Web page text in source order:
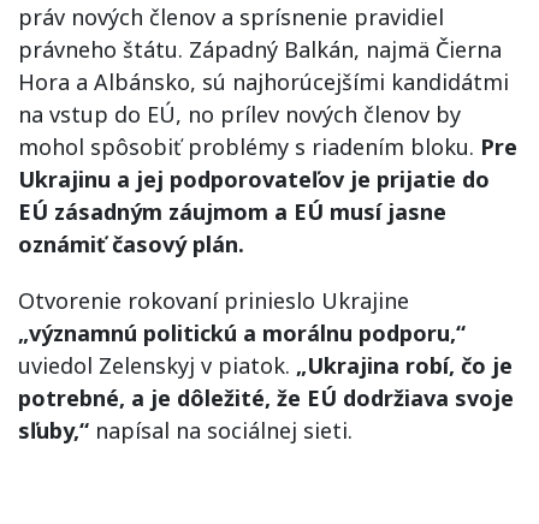
práv nových členov a sprísnenie pravidiel
právneho štátu. Západný Balkán, najmä Čierna
Hora a Albánsko, sú najhorúcejšími kandidátmi
na vstup do EÚ, no prílev nových členov by
mohol spôsobiť problémy s riadením bloku. Pre
Ukrajinu a jej podporovateľov je prijatie do
EÚ zásadným záujmom a EÚ musí jasne
oznámiť časový plán.
Otvorenie rokovaní prinieslo Ukrajine
„významnú politickú a morálnu podporu,“
uviedol Zelenskyj v piatok. „Ukrajina robí, čo je
potrebné, a je dôležité, že EÚ dodržiava svoje
sľuby,“ napísal na sociálnej sieti.